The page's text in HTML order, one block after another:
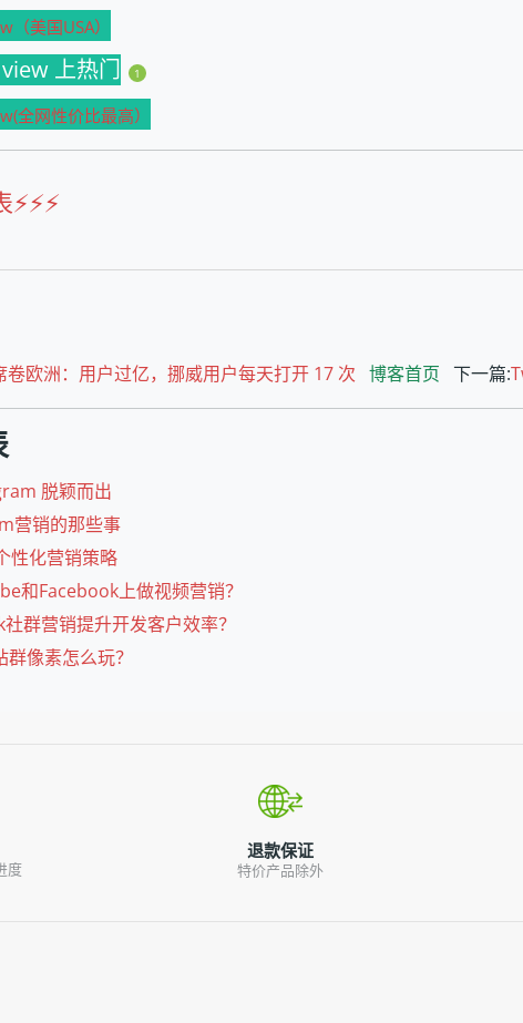
美国USA）
上热门 1
全网性价比最高）
卷欧洲：用户过亿，挪威用户每天打开 17 次 博客首页 下一篇:
脱颖而出
营销的那些事
性化营销策略
和Facebook上做视频营销？
群营销提升开发客户效率？
像素怎么玩？
度
退款保证
特价产品除外